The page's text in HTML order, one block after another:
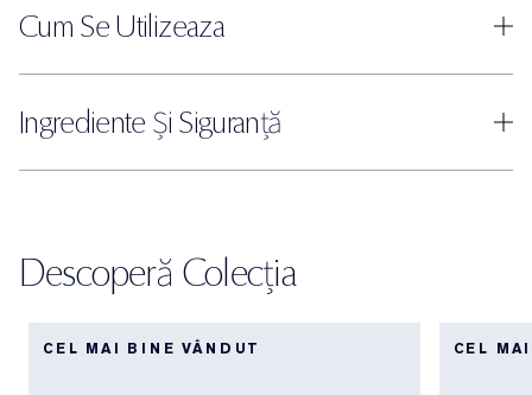
Cum Se Utilizeaza
Ingrediente Și Siguranță
Descoperă Colecția
CEL MAI BINE VÂNDUT CEL